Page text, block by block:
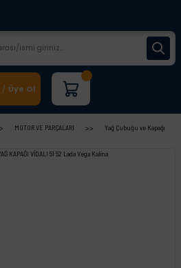
/ Üye Ol
MOTOR VE PARÇALARI Yağ Çubuğu ve Kapağı